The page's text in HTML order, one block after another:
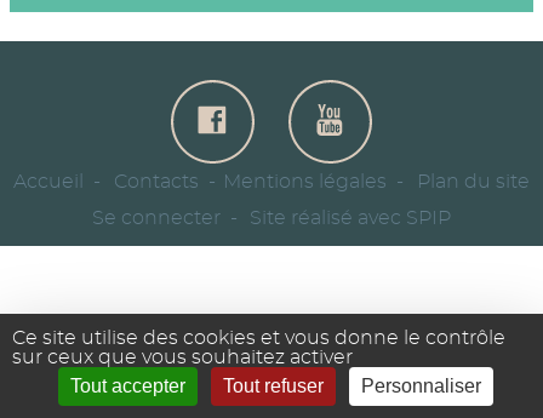
Ce site utilise des cookies et vous donne le contrôle
sur ceux que vous souhaitez activer
Tout accepter Tout refuser Personnaliser
Accueil Contacts Mentions légales
Plan du site
Se connecter
Site réalisé avec SPIP